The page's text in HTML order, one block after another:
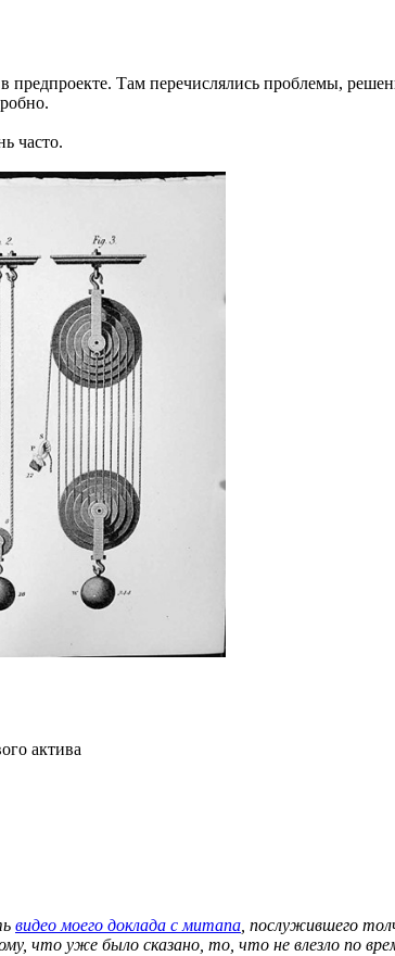
в предпроекте. Там перечислялись проблемы,
часто.
актива
видео моего доклада с митапа , послужившего
что уже было сказано, то, что не влезло по